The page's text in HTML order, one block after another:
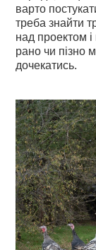
варто
треба знайти
над проектом
рано чи пізно
дочекатись.